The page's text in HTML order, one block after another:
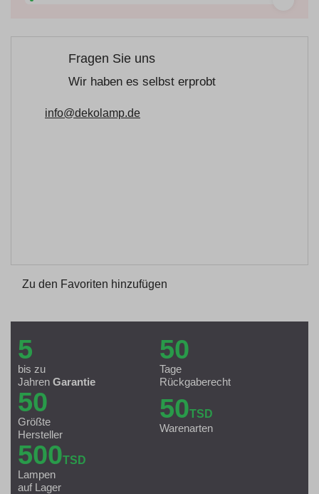
Fragen Sie uns
Wir haben es selbst erprobt
info@dekolamp.de
Zu den Favoriten hinzufügen
5
bis zu
Jahren Garantie
50
Tage
Rückgaberecht
50
Größte
Hersteller
50TSD
Warenarten
500TSD
Lampen
auf Lager